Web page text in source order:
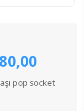
80,00
fiyat:
pop socket